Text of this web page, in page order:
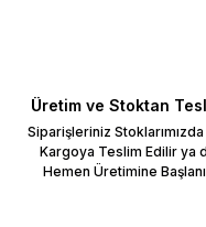
Üretim ve Stoktan
Siparişleriniz
Kargoya Teslim Edilir ya
Hemen Üretimine